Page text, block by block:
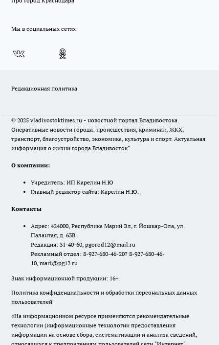
Мы в социальных сетях
Редакционная политика
© 2025 vladivostoktimes.ru - новостной портал Владивостока.
Оперативные новости города: происшествия, криминал, ЖКХ,
транспорт, благоустройство, экономика, культура и спорт. Актуальная
информация о жизни города Владивосток"
О компании:
Учредитель: ИП Карелин Н.Ю
Главный редактор сайта: Карелин Н.Ю.
Контакты
Адрес: 424000, Республика Марий Эл, г. Йошкар-Ола, ул.
Палантая, д. 63В
Редакция: 31-40-60, pgorod12@mail.ru
Рекламный отдел: 8-927-680-46-20? 8-927-680-46-
10, mari@pg12.ru
Знак информационной продукции: 16+.
Политика конфиденциальности и обработки персональных данных
пользователей
«На информационном ресурсе применяются рекомендательные
технологии (информационные технологии предоставления
информации на основе сбора, систематизации и анализа сведений,